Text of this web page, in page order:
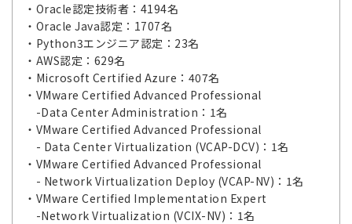
・Oracle認定技術者：4194名
・Oracle Java認定：1707名
・Python3エンジニア認定：23名
・AWS認定：629名
・Microsoft Certified Azure：407名
・VMware Certified Advanced Professional
-Data Center Administration：1名
・VMware Certified Advanced Professional
- Data Center Virtualization (VCAP-DCV)：1名
・VMware Certified Advanced Professional
- Network Virtualization Deploy (VCAP-NV)：1名
・VMware Certified Implementation Expert
-Network Virtualization (VCIX-NV)：1名